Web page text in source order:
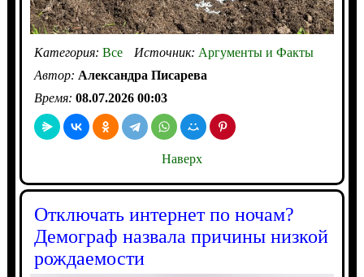
Категория: Все Источник: Аргументы и Факты
Автор: Александра Писарева
Время: 08.07.2026 00:03
Наверх
Отключать интернет по ночам?
Демограф назвала причины низкой
рождаемости